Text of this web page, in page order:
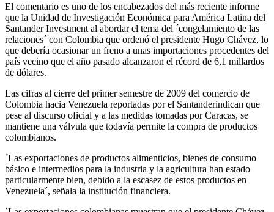
El comentario es uno de los encabezados del más reciente informe
que la Unidad de Investigación Económica para América Latina del
Santander Investment al abordar el tema del ´congelamiento de las
relaciones´ con Colombia que ordenó el presidente Hugo Chávez, lo
que debería ocasionar un freno a unas importaciones procedentes del
país vecino que el año pasado alcanzaron el récord de 6,1 millardos
de dólares.
Las cifras al cierre del primer semestre de 2009 del comercio de
Colombia hacia Venezuela ­reportadas por el Santanderindican que
pese al discurso oficial y a las medidas tomadas por Caracas, se
mantiene una válvula que todavía permite la compra de productos
colombianos.
´Las exportaciones de productos alimenticios, bienes de consumo
básico e intermedios para la industria y la agricultura han estado
particularmente bien, debido a la escasez de estos productos en
Venezuela´, señala la institución financiera.